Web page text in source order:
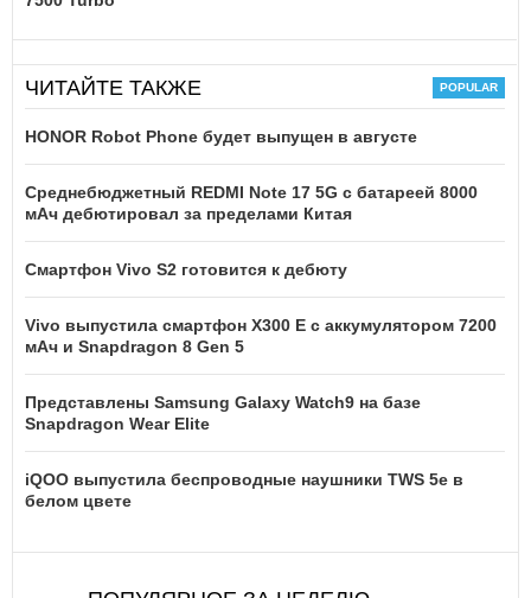
ЧИТАЙТЕ ТАКЖЕ
HONOR Robot Phone будет выпущен в августе
Среднебюджетный REDMI Note 17 5G с батареей 8000
мАч дебютировал за пределами Китая
Смартфон Vivo S2 готовится к дебюту
Vivo выпустила смартфон X300 E с аккумулятором 7200
мАч и Snapdragon 8 Gen 5
Представлены Samsung Galaxy Watch9 на базе
Snapdragon Wear Elite
iQOO выпустила беспроводные наушники TWS 5e в
белом цвете